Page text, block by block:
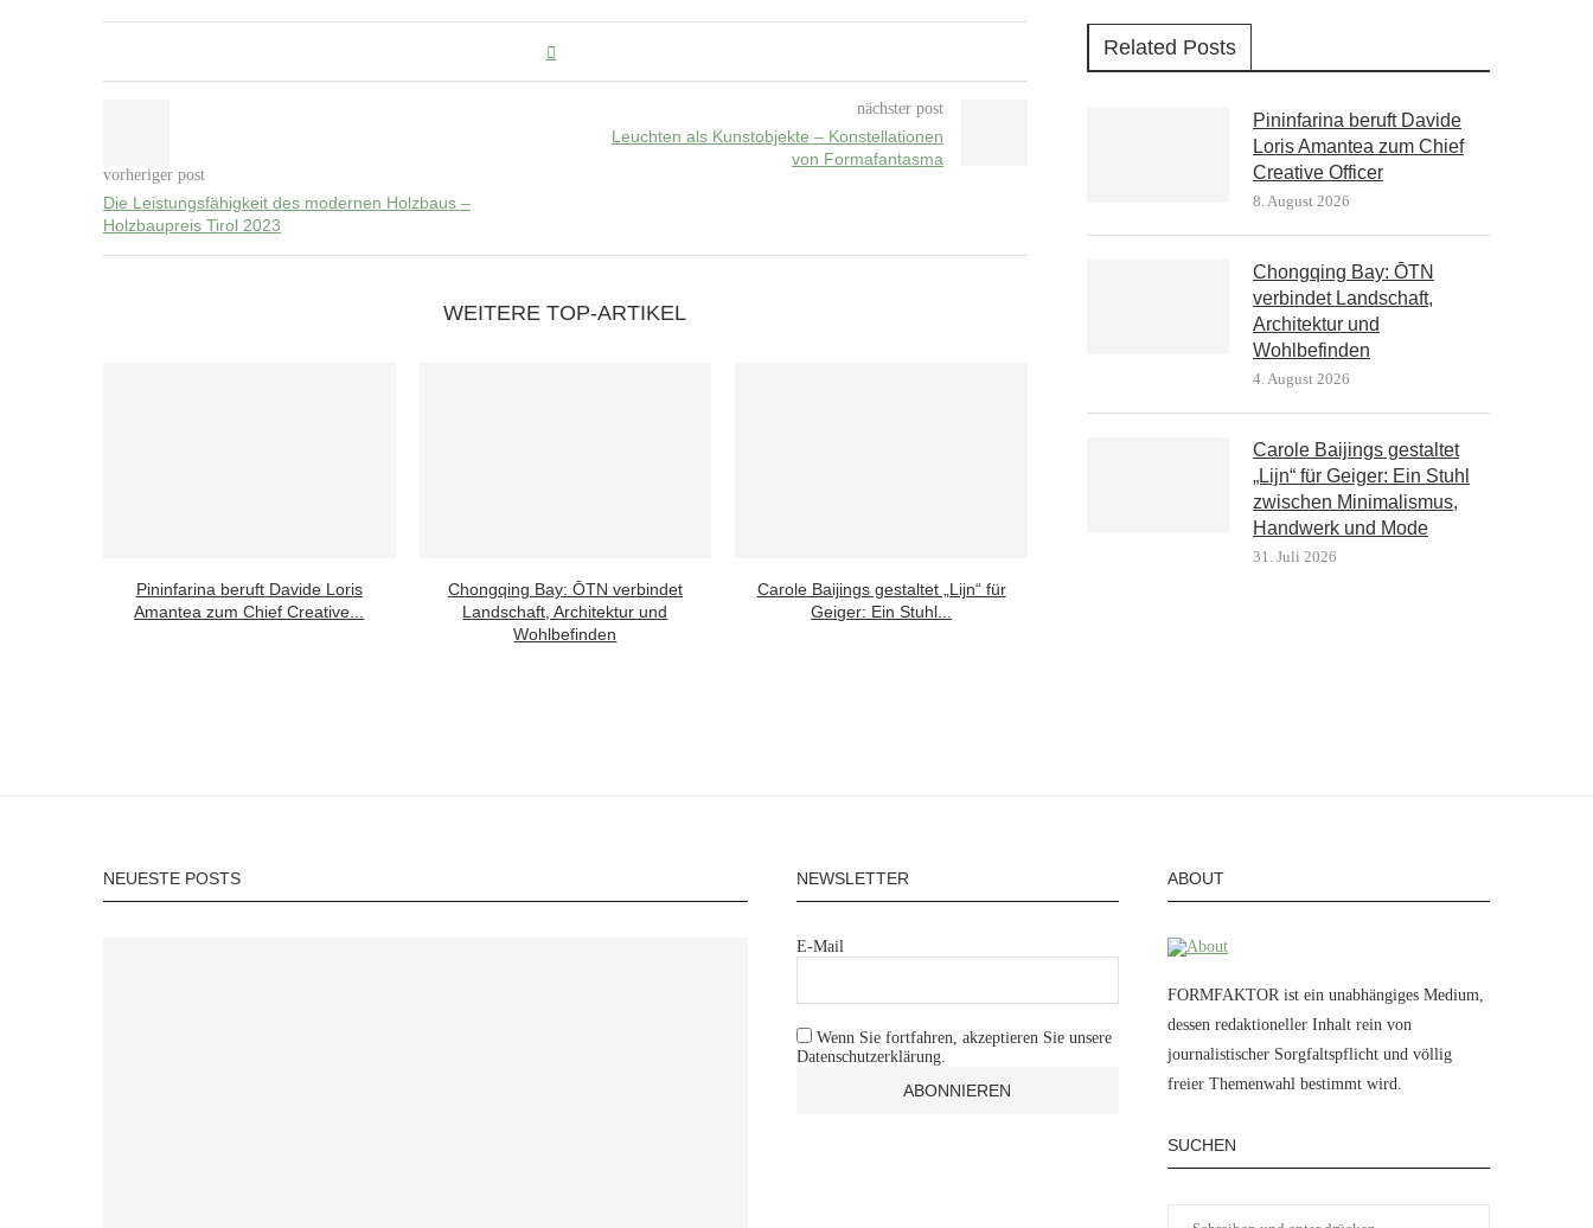
vorheriger post
Die Leistungsfähigkeit des modernen Holzbaus –
Holzbaupreis Tirol 2023
nächster post
Leuchten als Kunstobjekte – Konstellationen
von Formafantasma
WEITERE TOP-ARTIKEL
Pininfarina beruft Davide Loris
Amantea zum Chief Creative...
Chongqing Bay: ŌTN verbindet
Landschaft, Architektur und
Wohlbefinden
Carole Baijings gestaltet „Lijn“ für
Geiger: Ein Stuhl...
Related Posts
Pininfarina beruft Davide
Loris Amantea zum Chief
Creative Officer
8. August 2026
Chongqing Bay: ŌTN
verbindet Landschaft,
Architektur und
Wohlbefinden
4. August 2026
Carole Baijings gestaltet
„Lijn“ für Geiger: Ein Stuhl
zwischen Minimalismus,
Handwerk und Mode
31. Juli 2026
NEUESTE POSTS NEWSLETTER
E-Mail
Wenn Sie fortfahren, akzeptieren Sie unsere
Datenschutzerklärung.
ABOUT
FORMFAKTOR ist ein unabhängiges Medium,
dessen redaktioneller Inhalt rein von
journalistischer Sorgfaltspflicht und völlig
freier Themenwahl bestimmt wird.
SUCHEN